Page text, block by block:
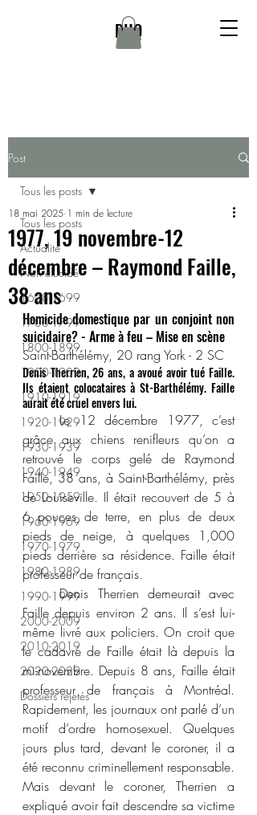
DHQ
Post
Tous les posts
Actualité
Non élucidé
1608-1699
1700-1799
1800-1899
1900-1909
1910-1919
1920-1929
1930-1939
1940-1949
1950-1959
1960-1969
1970-1979
1980-1989
1990-1999
2000-2009
2010-2019
2020-2029
Dossiers rejetés
Tous les posts
1977, 19 novembre-12
décembre – Raymond Faille,
38 ans
18 mai 2025 1 min de lecture
Homicide domestique par un conjoint non
suicidaire? - Arme à feu – Mise en scène
Saint-Barthélémy, 20 rang York - 2 SC
Denis Therrien, 26 ans, a avoué avoir tué Faille.
Ils étaient colocataires à St-Barthélémy. Faille
aurait été cruel envers lui.
	Le 12 décembre 1977, c’est
grâce aux chiens renifleurs qu’on a
retrouvé le corps gelé de Raymond
Faille, 38 ans, à Saint-Barthélémy, près
de Louiseville. Il était recouvert de 5 à
6 pouces de terre, en plus de deux
pieds de neige, à quelques 1,000
pieds derrière sa résidence. Faille était
professeur de français.
	Denis Therrien demeurait avec
Faille depuis environ 2 ans. Il s’est lui-
même livré aux policiers. On croit que
le cadavre de Faille était là depuis la
mi-novembre. Depuis 8 ans, Faille était
professeur de français à Montréal.
Rapidement, les journaux ont parlé d’un
motif d’ordre homosexuel. Quelques
jours plus tard, devant le coroner, il a
été reconnu criminellement responsable.
Mais devant le coroner, Therrien a
expliqué avoir fait descendre sa victime